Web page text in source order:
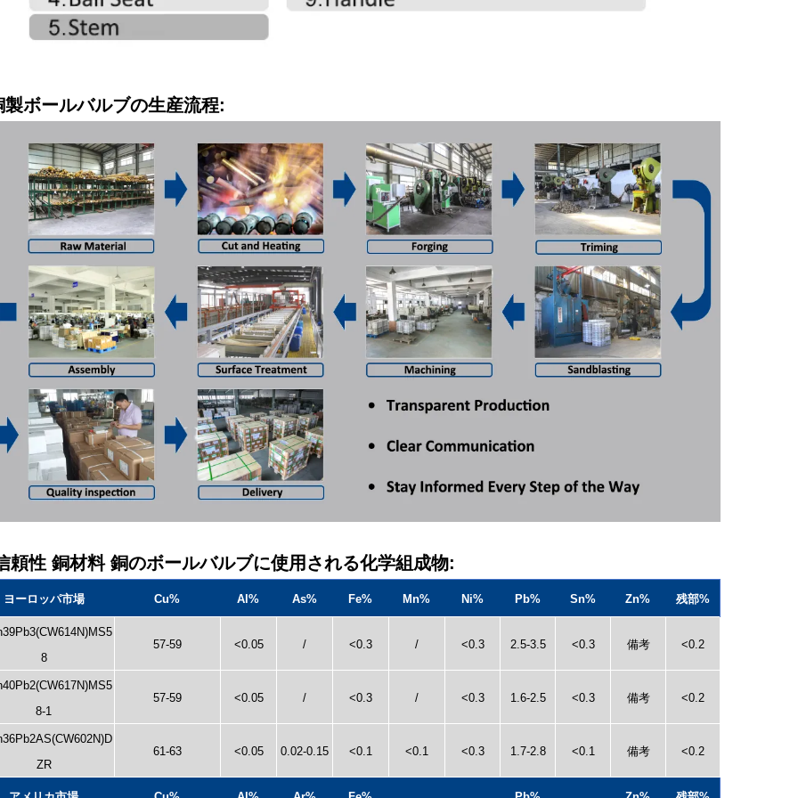
製ボールバルブの生産流程:
頼性 銅材料 銅のボールバルブに使用される化学組成物:
ヨーロッパ市場 Cu% Al% As% Fe% Mn% Ni% Pb% Sn% Zn% 残部%
8
57-59 <0.05 / <0.3 / <0.3 2.5-3.5 <0.3 備考 <0.2
8-1
57-59 <0.05 / <0.3 / <0.3 1.6-2.5 <0.3 備考 <0.2
ZR
61-63 <0.05 0.02-0.15 <0.1 <0.1 <0.3 1.7-2.8 <0.1 備考 <0.2